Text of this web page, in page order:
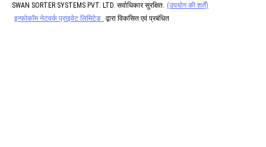
SWAN SORTER SYSTEMS PVT. LTD. सर्वाधिकार सुरक्षित. (उपयोग की शर्तें)
इन्फोकॉम नेटवर्क प्राइवेट लिमिटेड . द्वारा विकसित एवं प्रबंधित